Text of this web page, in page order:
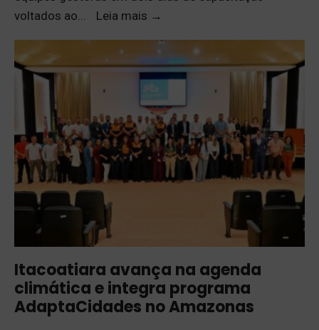
voltados ao
Leia mais →
Itacoatiara avança na agenda
climática e integra programa
AdaptaCidades no Amazonas